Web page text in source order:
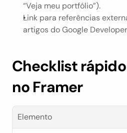
“Veja meu portfólio”).
Link para referências
artigos do Google
Checklist rápido
no Framer
Elemento